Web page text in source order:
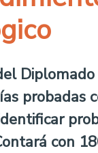
Diplomado
probadas
con